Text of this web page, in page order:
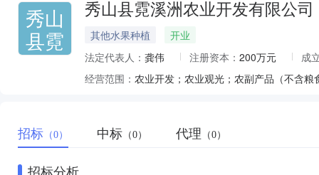
秀山
县霓
秀山县霓溪洲农业开发有限公司
其他水果种植
开业
法定代表人： 龚伟 注册资本： 200万元
成
经营范围：
招标 （0） 中标 （0） 代理 （0）
招标分析